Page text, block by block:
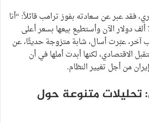
فقد عبر عن سعادته بفوز ترامب قائلاً: “أنا
سعيد لأنني اشتريت 70 ألف دولار الآن وأستطيع بيعها بسعر أعلى
عبّرت أسال، شابة متزوجة حديثًا، عن
الاقتصادي، لكنها أبدت أملها في أن
من أجل تغيير النظام.
تحليلات متنوعة حول